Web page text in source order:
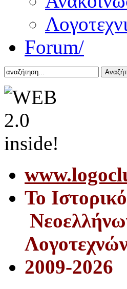
Forum/
Το
2009-2026